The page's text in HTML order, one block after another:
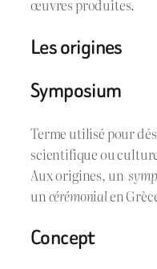
œuvres produites.
Les origines
Symposium
Terme utilisé pour
scientifique ou
Aux origines, un
un cérémonialen
Concept